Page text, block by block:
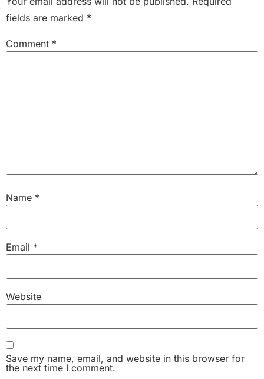
fields are marked *
Comment *
Name *
Email *
Website
Save my name, email, and website in this browser for
the next time I comment.